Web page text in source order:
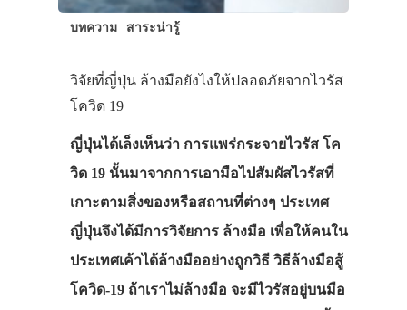
บทความ สาระน่ารู้
วิจัยที่ญี่ปุ่น ล้างมือยังไงให้ปลอดภัยจากไวรัส
โควิด 19
ญี่ปุ่นได้เล็งเห็นว่า การแพร่กระจายไวรัส โค
วิด 19 นั้นมาจากการเอามือไปสัมผัสไวรัสที่
เกาะตามสิ่งของหรือสถานที่ต่างๆ ประเทศ
ญี่ปุ่นจึงได้มีการวิจัยการ ล้างมือ เพื่อให้คนใน
ประเทศเค้าได้ล้างมืออย่างถูกวิธี วิธีล้างมือสู้
โควิด-19 ถ้าเราไม่ล้างมือ จะมีไวรัสอยู่บนมือ